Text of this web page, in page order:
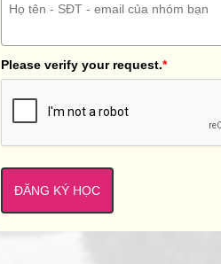
Please verify your request.*
ĐĂNG KÝ HỌC